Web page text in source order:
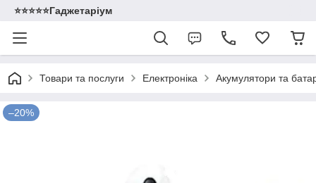
⭐️⭐️⭐️⭐️⭐️Гаджетаріум
Товари та послуги Електроніка Акумулятори та
–20%